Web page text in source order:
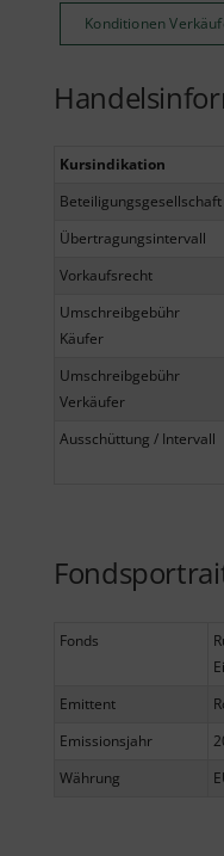
Konditionen
Kursindikation
Beteiligungsgesellschaft
Übertragungsintervall
Vorkaufsrecht
Umschreibgebühr
Käufer
Umschreibgebühr
Verkäufer
Ausschüttung / Intervall
Fonds
Emittent
Emissionsjahr
Währung